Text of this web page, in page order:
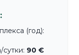
(год):
90 €